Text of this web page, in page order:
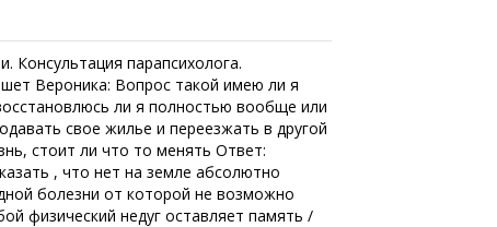
Консультация парапсихолога.
Вероника: Вопрос такой имею ли я
ли я полностью вообще или
свое жилье и переезжать в другой
стоит ли что то менять Ответ:
, что нет на земле абсолютно
болезни от которой не возможно
физический недуг оставляет память /